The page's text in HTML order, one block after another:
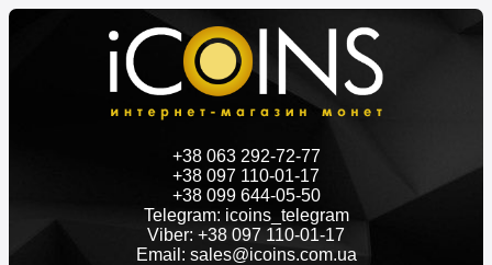
+38 063 292-72-77
+38 097 110-01-17
+38 099 644-05-50
Telegram: icoins_telegram
Viber: +38 097 110-01-17
Email: sales@icoins.com.ua